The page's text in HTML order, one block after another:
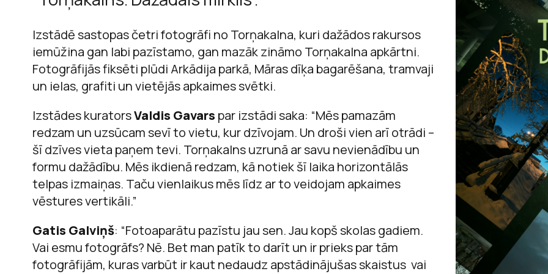
Raiņa un
Jaņa Rozentāla
Andreja Upīša
Andreja Upīša
Ojāra Vācieša
Andrejs Upīts
Ojārs Vācietis
Sarunas
Mācību
Izstādē sastopas četri fotogrāfi no Torņakalna, kuri dažādos rakursos
iemūžina gan labi pazīstamo, gan mazāk zināmo Torņakalna apkārtni.
Fotogrāfijās fiksēti plūdi Arkādija parkā, Māras dīķa bagarēšana, tramvaji
un ielas, grafiti un vietējās apkaimes svētki.
Izstādes kuratorsValdis Gavars par izstādi saka: “Mēs pamazām
redzam un uzsūcam sevī to vietu, kur dzīvojam. Un droši vien arī otrādi –
šī dzīves vieta paņem tevi. Torņakalns uzrunā ar savu nevienādību un
formu dažādību. Mēs ikdienā redzam, kā notiek šī laika horizontālās
telpas izmaiņas. Taču vienlaikus mēs līdz ar to veidojam apkaimes
vēstures vertikāli.”
Gatis Galviņš: “Fotoaparātu pazīstu jau sen. Jau kopš skolas gadiem.
Vai esmu fotogrāfs? Nē. Bet man patīk to darīt un ir prieks par tām
fotogrāfijām, kuras varbūt ir kaut nedaudz apstādinājušas skaistus vai